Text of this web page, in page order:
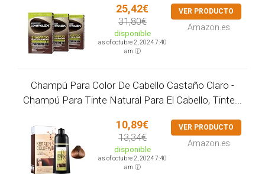
25,42€
31,80€
disponible
as of octubre 2, 2024 7:40
am
VER PRODUCTO
Amazon.es
Champú Para Color De Cabello Castaño Claro -
Champú Para Tinte Natural Para El Cabello, Tinte...
10,89€
13,34€
disponible
as of octubre 2, 2024 7:40
am
VER PRODUCTO
Amazon.es